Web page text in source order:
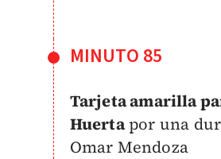
MINUTO 85
Tarjeta amarilla
Huertapor una
Omar Mendoza